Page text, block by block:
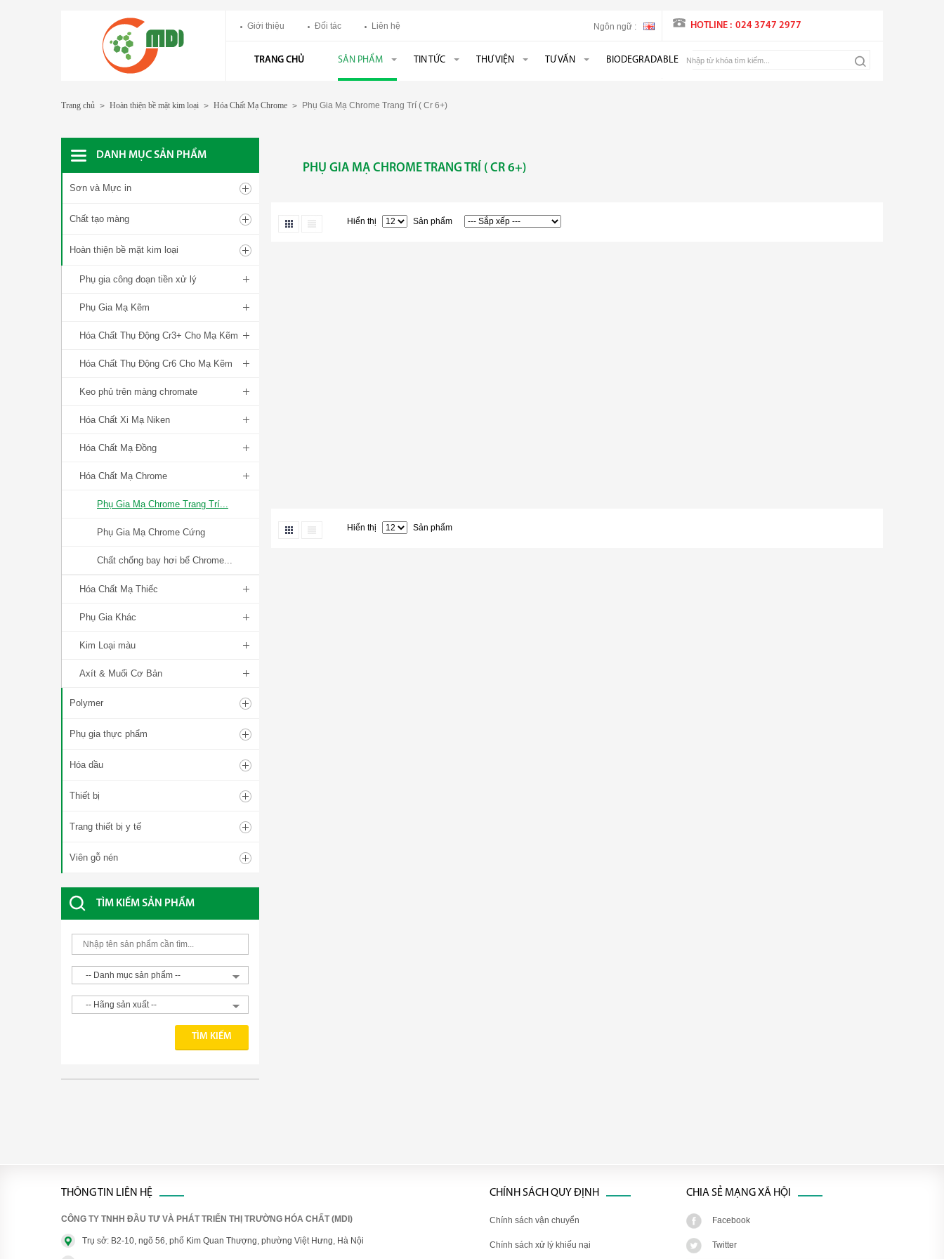
Giới thiệu Đối tác Liên hệ Ngôn ngữ : HOTLINE : 024 3747 2977
TRANG CHỦ SẢN PHẨM TIN TỨC THƯ VIỆN TƯ VẤN BIODEGRADABLE
Trang chủ > Hoàn thiện bề mặt kim loại > Hóa Chất Mạ Chrome > Phụ Gia Mạ Chrome Trang Trí ( Cr 6+)
DANH MỤC SẢN PHẨM
Sơn và Mực in
Chất tạo màng
Hoàn thiện bề mặt kim loại
Phụ gia công đoạn tiền xử lý
Phụ Gia Mạ Kẽm
Hóa Chất Thụ Động Cr3+ Cho Mạ Kẽm
Hóa Chất Thụ Động Cr6 Cho Mạ Kẽm
Keo phủ trên màng chromate
Hóa Chất Xi Mạ Niken
Hóa Chất Mạ Đồng
Hóa Chất Mạ Chrome
Phụ Gia Mạ Chrome Trang Trí...
Phụ Gia Mạ Chrome Cứng
Chất chống bay hơi bể Chrome...
Hóa Chất Mạ Thiếc
Phụ Gia Khác
Kim Loại màu
Axít & Muối Cơ Bản
Polymer
Phụ gia thực phẩm
Hóa dầu
Thiết bị
Trang thiết bị y tế
Viên gỗ nén
TÌM KIẾM SẢN PHẨM
PHỤ GIA MẠ CHROME TRANG TRÍ ( CR 6+)
Hiển thị Sản phẩm
Hiển thị Sản phẩm
THÔNG TIN LIÊN HỆ
CÔNG TY TNHH ĐẦU TƯ VÀ PHÁT TRIỂN THỊ TRƯỜNG HÓA CHẤT (MDI)
Trụ sở: B2-10, ngõ 56, phố Kim Quan Thượng, phường Việt Hưng, Hà Nội
CHIA SẺ MẠNG XÃ HỘI
Facebook
Twitter
CHÍNH SÁCH QUY ĐỊNH
Chính sách vận chuyển
Chính sách xử lý khiếu nại